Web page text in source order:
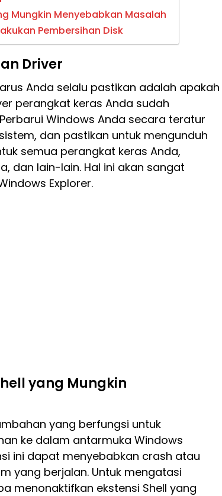
Mungkin Menyebabkan Masalah
Pembersihan Disk
Driver
Anda selalu pastikan adalah apakah
perangkat keras Anda sudah
Windows Anda secara teratur
dan pastikan untuk mengunduh
semua perangkat keras Anda,
dan lain-lain. Hal ini akan sangat
Explorer.
yang Mungkin
yang berfungsi untuk
ke dalam antarmuka Windows
ini dapat menyebabkan crash atau
yang berjalan. Untuk mengatasi
menonaktifkan ekstensi Shell yang